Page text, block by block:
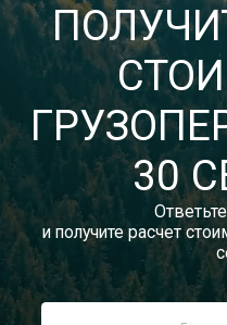
30
и получите расчет